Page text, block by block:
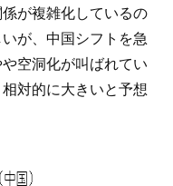
が複雑化しているの
が、中国シフトを急
空洞化が叫ばれてい
対的に大きいと予想